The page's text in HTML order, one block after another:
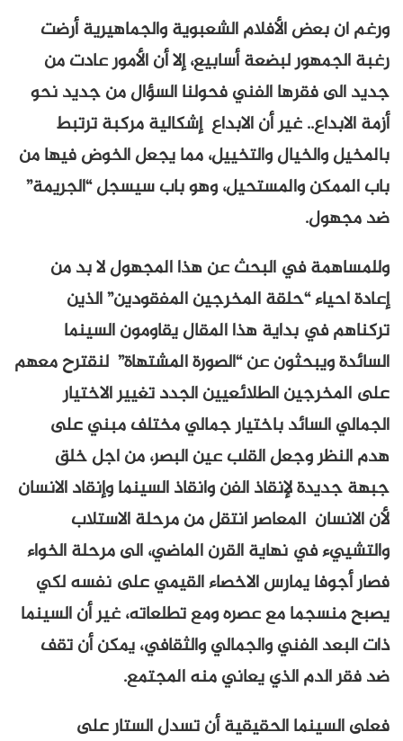
ورغم ان بعض الأفلام الشعبوية والجماهيرية أرضت
رغبة الجمهور لبضعة أسابيع، إلا أن الأمور عادت من
جديد الى فقرها الفني فحولنا السؤال من جديد نحو
أزمة الابداع.. غير أن الابداع إشكالية مركبة ترتبط
بالمخيل والخيال والتخييل، مما يجعل الخوض فيها من
باب الممكن والمستحيل، وهو باب سيسجل “الجريمة”
ضد مجهول.
وللمساهمة في البحث عن هذا المجهول لا بد من
إعادة احياء “حلقة المخرجين المفقودين” الذين
تركناهم في بداية هذا المقال يقاومون السينما
السائدة ويبحثون عن “الصورة المشتهاة” لنقترح معهم
على المخرجين الطلائعيين الجدد تغيير الاختيار
الجمالي السائد باختيار جمالي مختلف مبني على
هدم النظر وجعل القلب عين البصر، من اجل خلق
جبهة جديدة لإنقاذ الفن وانقاذ السينما وإنقاد الانسان
لأن الانسان المعاصر انتقل من مرحلة الاستلاب
والتشييء في نهاية القرن الماضي، الى مرحلة الخواء
فصار أجوفا يمارس الاخصاء القيمي على نفسه لكي
يصبح منسجما مع عصره ومع تطلعاته، غير أن السينما
ذات البعد الفني والجمالي والثقافي، يمكن أن تقف
ضد فقر الدم الذي يعاني منه المجتمع.
فعلى السينما الحقيقية أن تسدل الستار على